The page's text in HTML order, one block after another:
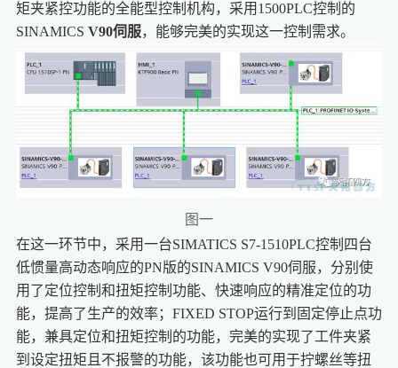
矩夹紧控功能的全能型控制机构，采用1500PLC控制的
SINAMICS V90伺服，能够完美的实现这一控制需求。
图一
在这一环节中，采用一台SIMATICS S7-1510PLC控制四台
低惯量高动态响应的PN版的SINAMICS V90伺服，分别使
用了定位控制和扭矩控制功能、快速响应的精准定位的功
能，提高了生产的效率；FIXED STOP运行到固定停止点功
能，兼具定位和扭矩控制的功能，完美的实现了工件夹紧
到设定扭矩且不报警的功能，该功能也可用于拧螺丝等扭